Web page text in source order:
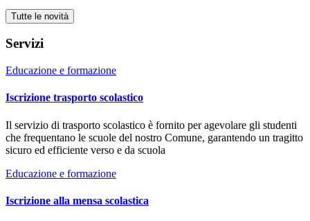
Tutte le novità
Servizi
Educazione e formazione
Iscrizione trasporto scolastico
Il servizio di trasporto scolastico è fornito per agevolare gli studenti
che frequentano le scuole del nostro Comune, garantendo un tragitto
sicuro ed efficiente verso e da scuola
Educazione e formazione
Iscrizione alla mensa scolastica